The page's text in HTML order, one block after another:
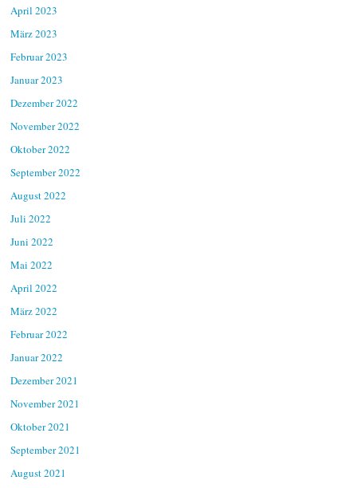
April 2023
März 2023
Februar 2023
Januar 2023
Dezember 2022
November 2022
Oktober 2022
September 2022
August 2022
Juli 2022
Juni 2022
Mai 2022
April 2022
März 2022
Februar 2022
Januar 2022
Dezember 2021
November 2021
Oktober 2021
September 2021
August 2021